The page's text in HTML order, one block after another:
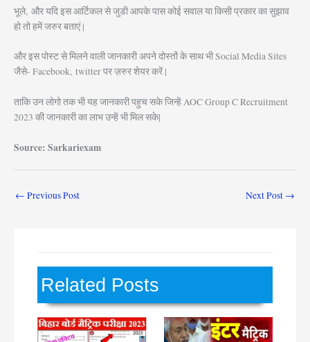
भूले, और यदि इस आर्टिकल से जुडी आपके पास कोई सवाल या किसी प्रकार का सुझाव
हो तो हमें जरुर बताएं |
और इस पोस्ट से मिलने वाली जानकारी अपने दोस्तों के साथ भी Social Media Sites
जैसे- Facebook, twitter पर ज़रुर शेयर करें |
ताकि उन लोगो तक भी यह जानकारी पहुच सके जिन्हें AOC Group C Recruitment
2023 की जानकारी का लाभ उन्हें भी मिल सके|
Source: Sarkariexam
← Previous Post Next Post →
Related Posts